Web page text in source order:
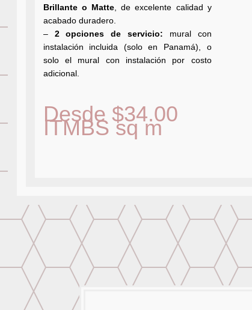
Brillante o Matte, de excelente calidad y
acabado duradero.
– 2 opciones de servicio: mural con
instalación incluida (solo en Panamá), o
solo el mural con instalación por costo
adicional.
Desde $34.00
ITMBSsq m